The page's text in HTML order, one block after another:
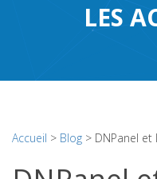
LES
Accueil > Blog > DNPanel